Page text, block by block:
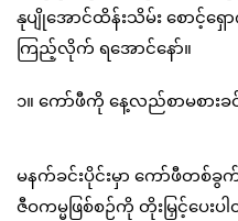
နုပျိုအောင်ထိန်းသိမ်း စော
ကြည့်လိုက် ရအောင်နော်။
၁။ ကော်ဖီကို နေ့လည်စာမစား
မနက်ခင်းပိုင်းမှာ ကော်ဖီတစ်
ဇီဝကမ္မဖြစ်စဉ်ကို တိုးမြှင့်ပေးပ